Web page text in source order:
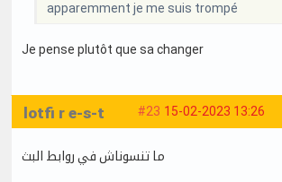
apparemment je me suis trompé
Je pense plutôt que sa changer
#23 15-02-2023 13:26
lotfi r e-s-t
ما تنسوناش في روابط البث